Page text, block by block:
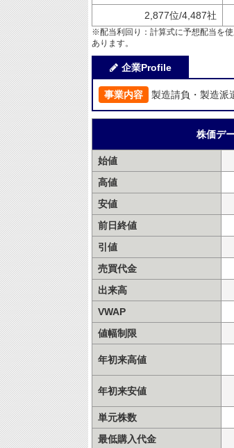
2,877位/4,487社
※配当利回り：計算式に予想配当を
あります。
企業Profile
事業内容 製造請負・製造派
株価デ
始値
高値
安値
前日終値
引値
売買代金
出来高
VWAP
値幅制限
年初来高値
年初来安値
単元株数
最低購入代金